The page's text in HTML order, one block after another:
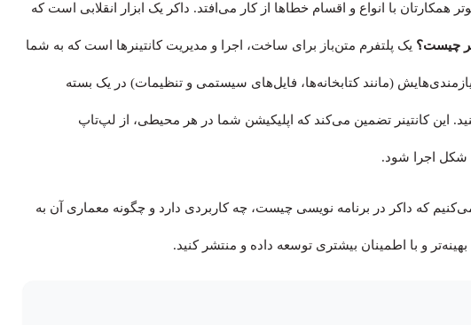
همکارتان با انواع و اقسام خطاها از کار می‌افتد. داکر یک ابزار انقلابی است که
چیست؟ یک پلتفرم متن‌باز برای ساخت، اجرا و مدیریت کانتینرها است که به شما
(مانند کتابخانه‌ها، فایل‌های سیستمی و تنظیمات) در یک بسته
کنید. این کانتینر تضمین می‌کند که اپلیکیشن شما در هر محیطی، از لپ‌تاپ
شکل اجرا شود.
که داکر در برنامه نویسی چیست، چه کاربردی دارد و چگونه معماری آن به
و با اطمینان بیشتری توسعه داده و منتشر کنید.